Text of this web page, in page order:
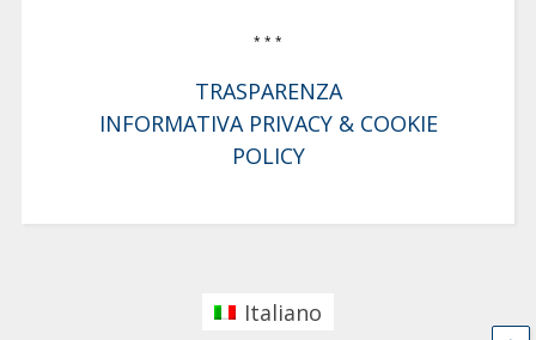
* * *
TRASPARENZA
INFORMATIVA PRIVACY & COOKIE
POLICY
Italiano